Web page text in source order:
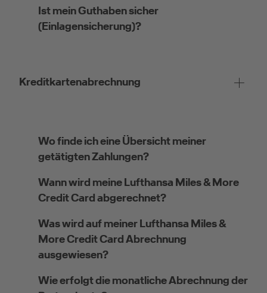
Ist mein Guthaben sicher
(Einlagensicherung)?
Kreditkartenabrechnung
Wo finde ich eine Übersicht meiner
getätigten Zahlungen?
Wann wird meine Lufthansa Miles & More
Credit Card abgerechnet?
Was wird auf meiner Lufthansa Miles &
More Credit Card Abrechnung
ausgewiesen?
Wie erfolgt die monatliche Abrechnung der